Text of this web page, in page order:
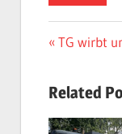
Vorheriger
TG wirbt
Related